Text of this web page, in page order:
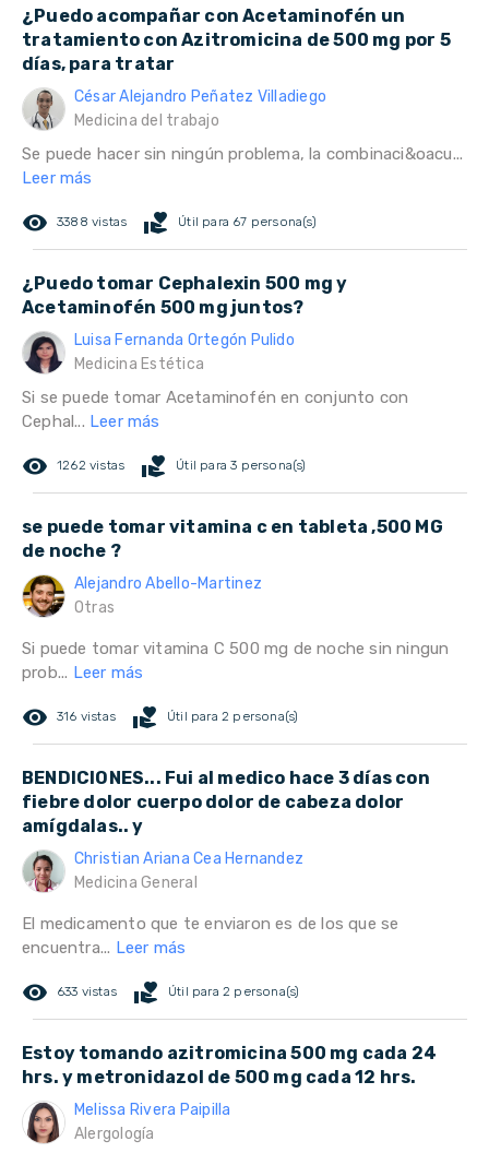
¿Puedo acompañar con Acetaminofén un
tratamiento con Azitromicina de 500 mg por 5
días, para tratar
César Alejandro Peñatez Villadiego
Medicina del trabajo
Se puede hacer sin ningún problema, la combinaci&oacu...
Leer más
remove_red_eye 3388 vistas volunteer_activism Útil para 67 persona(s)
¿Puedo tomar Cephalexin 500 mg y
Acetaminofén 500 mg juntos?
Luisa Fernanda Ortegón Pulido
Medicina Estética
Si se puede tomar Acetaminofén en conjunto con
Cephal... Leer más
remove_red_eye 1262 vistas volunteer_activism Útil para 3 persona(s)
se puede tomar vitamina c en tableta ,500 MG
de noche ?
Alejandro Abello-Martinez
Otras
Si puede tomar vitamina C 500 mg de noche sin ningun
prob... Leer más
remove_red_eye 316 vistas volunteer_activism Útil para 2 persona(s)
BENDICIONES... Fui al medico hace 3 días con
fiebre dolor cuerpo dolor de cabeza dolor
amígdalas.. y
Christian Ariana Cea Hernandez
Medicina General
El medicamento que te enviaron es de los que se
encuentra... Leer más
remove_red_eye 633 vistas volunteer_activism Útil para 2 persona(s)
Estoy tomando azitromicina 500 mg cada 24
hrs. y metronidazol de 500 mg cada 12 hrs.
Melissa Rivera Paipilla
Alergología